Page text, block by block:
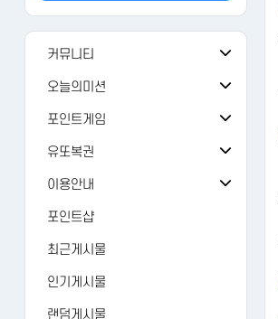
커뮤니티
공지사항
버그/건의
가입인사
자유게시판
유머
AI 갤러리
연예인
오늘의미션
오늘의 출석
오늘의 미션
추억의 뽑기
오늘의 룰렛
오늘의 복권
오늘의 카트
오늘의 로또
포인트게임
검 강화
주사위
주사위ver-2
가위바위보
사다리홀짝
사다리게임
유또복권
유또복권
내 유또
당첨번호
수동등록
당첨조회
이용안내
FAQ
1:1문의
레벨정책
포인트정책
포인트샵
최근게시물
인기게시물
랜덤게시물